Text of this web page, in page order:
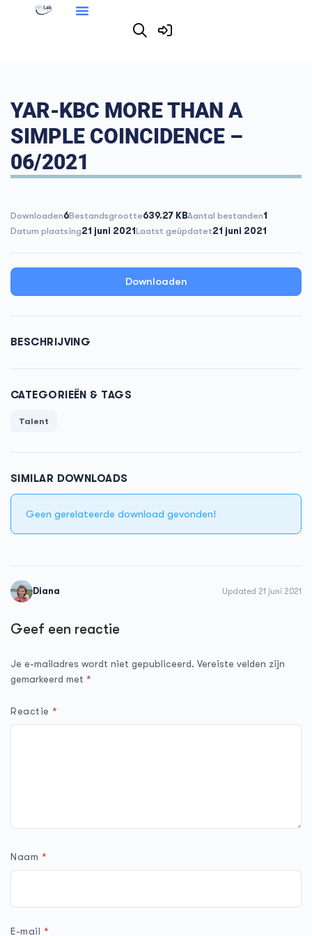
YAR-KBC MORE THAN A
SIMPLE COINCIDENCE –
06/2021
Downloaden6Bestandsgrootte639.27 KBAantal bestanden1
Datum plaatsing21 juni 2021Laatst geüpdatet21 juni 2021
Downloaden
BESCHRIJVING
CATEGORIEËN & TAGS
Talent
SIMILAR DOWNLOADS
Geen gerelateerde download gevonden!
Diana Updated 21 juni 2021
Geef een reactie
Je e-mailadres wordt niet gepubliceerd. Vereiste velden zijn
gemarkeerd met *
Reactie*
Naam *
E-mail *